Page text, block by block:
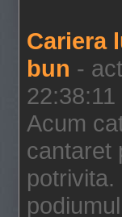
Cariera
bun -
22:38:11
Acum
cantaret